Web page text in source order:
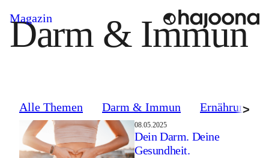
Magazin
Darm & Immun
>
Alle Themen Darm & Immun Ernährung
08.05.2025
Dein Darm. Deine
Gesundheit.